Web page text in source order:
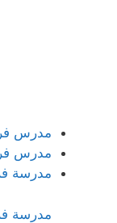
مدرس
مدرس
مدرسة
مدرسة